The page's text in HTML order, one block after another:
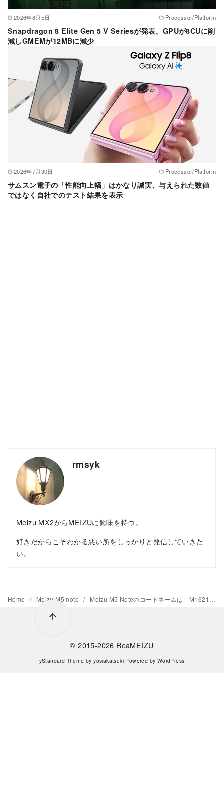
2026年8月5日 Processor/Platform
Snapdragon 8 Elite Gen 5 V Seriesが発表、GPUが8CUに削
減しGMEMが12MBに減少
2026年7月30日 Processor/Platform
サムスン電子の「性能向上幅」はかなり誠実、与えられた数値
ではなく自社でのテスト結果を表示
rmsyk
Meizu MX2からMEIZUに興味を持つ。
好きだからこそわかる悪い所をしっかりと発信していきた
い。
Home Meizu M5 note Meizu M5 Noteのコードネームは「M1621」で確定
© 2015-2026 ReaMEIZU
yStandard Theme byyosiakatsuki Powered by WordPress